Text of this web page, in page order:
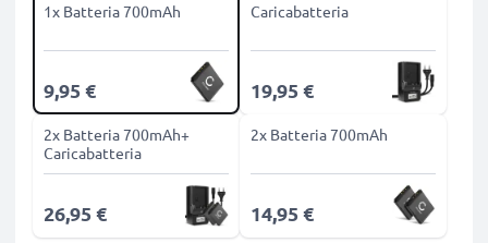
1x Batteria 700mAh
9,95 €
Caricabatteria
19,95 €
2x Batteria 700mAh+
Caricabatteria
26,95 €
2x Batteria 700mAh
14,95 €